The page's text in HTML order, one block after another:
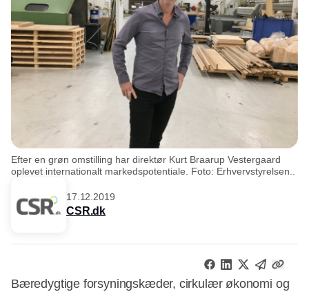
Efter en grøn omstilling har direktør Kurt Braarup Vestergaard
oplevet internationalt markedspotentiale. Foto: Erhvervstyrelsen..
17.12.2019
CSR.dk
Bæredygtige forsyningskæder, cirkulær økonomi og